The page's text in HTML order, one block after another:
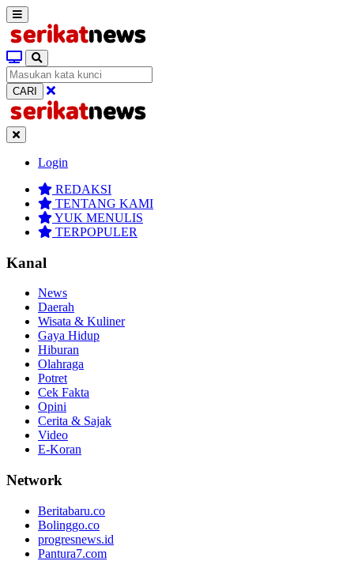
CARI
Login
REDAKSI
TENTANG KAMI
YUK MENULIS
TERPOPULER
Kanal
News
Daerah
Wisata & Kuliner
Gaya Hidup
Hiburan
Olahraga
Potret
Cek Fakta
Opini
Cerita & Sajak
Video
E-Koran
Network
Beritabaru.co
Bolinggo.co
progresnews.id
Pantura7.com